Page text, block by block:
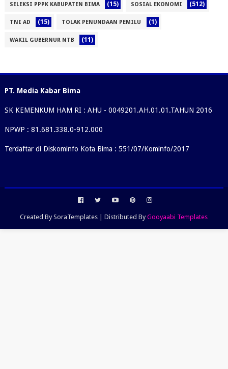
SELEKSI PPPK KABUPATEN BIMA (15) SOSIAL EKONOMI (512)
TNI AD (15) TOLAK PENUNDAAN PEMILU (1)
WAKIL GUBERNUR NTB (11)
PT. Media Kabar Bima
SK KEMENKUM HAM RI : AHU - 0049201.AH.01.01.TAHUN 2016
NPWP : 81.681.338.0-912.000
Terdaftar di Diskominfo Kota Bima : 551/07/Kominfo/2017
Created BySoraTemplates | Distributed ByGooyaabi Templates